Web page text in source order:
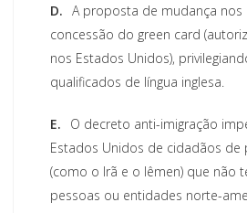
D. A proposta de mudança nos
concessão do green card
nos Estados Unidos),
qualificados de língua inglesa.
E.
O decreto anti-imigração
Estados Unidos de cidadãos de
(como o Irã e o Iêmen) que não
pessoas ou entidades norte-